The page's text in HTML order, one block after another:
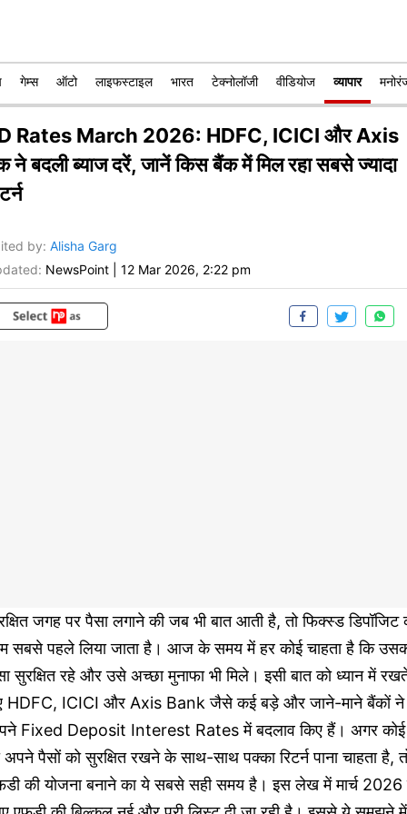
गेम्स ऑटो लाइफस्टाइल भारत टेक्नोलॉजी वीडियोज व्यापार
Rates March 2026: HDFC, ICICI और Axis
ने बदली ब्याज दरें, जानें किस बैंक में मिल रहा सबसे ज्यादा
by: Alisha Garg
NewsPoint 12 Mar 2026, 2:22 pm
जगह पर पैसा लगाने की जब भी बात आती है, तो फिक्स्ड डिपॉजिट
सबसे पहले लिया जाता है। आज के समय में हर कोई चाहता है कि
सुरक्षित रहे और उसे अच्छा मुनाफा भी मिले। इसी बात को ध्यान में
HDFC, ICICI और Axis Bank जैसे कई बड़े और जाने-माने बैंकों ने
Fixed Deposit Interest Rates में बदलाव किए हैं। अगर कोई
अपने पैसों को सुरक्षित रखने के साथ-साथ पक्का रिटर्न पाना चाहता है,
की योजना बनाने का ये सबसे सही समय है। इस लेख में मार्च